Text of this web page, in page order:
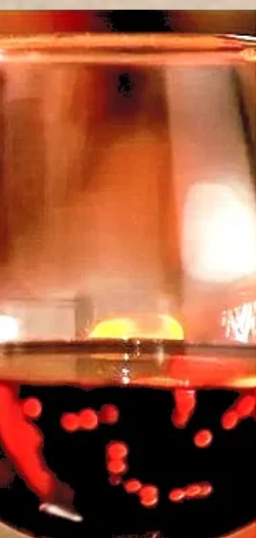
Pettro
30 dec. 2023
1 min läsning
Importerat Mjöd
Varm Mjöd
Här kommer knepet bakom vårat fantastiska varma
mjöd som vi serverade på Nobelfesten hösten 2022